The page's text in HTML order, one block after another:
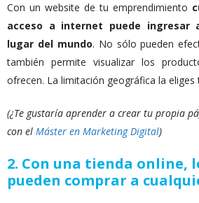
Con un website de tu emprendimiento
acceso a internet puede ingresar
lugar del mundo. No sólo pueden
también permite visualizar los
ofrecen. La limitación geográfica la eliges
(¿Te gustaría aprender a crear tu propia
con el Máster en Marketing Digital)
2. Con una tienda online,
pueden comprar a